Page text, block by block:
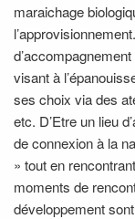
maraichage
visant à
ses choix via des
etc. D’Etre un lieu
de connexion à la
» tout en
moments de
développement